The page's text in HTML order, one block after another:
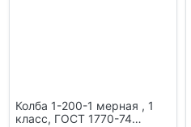
Колба 1-200-1 мерная , 1
класс, ГОСТ 1770-74